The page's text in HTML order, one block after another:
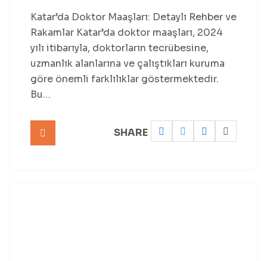
Katar’da Doktor Maaşları: Detaylı Rehber ve
Rakamlar Katar’da doktor maaşları, 2024
yılı itibarıyla, doktorların tecrübesine,
uzmanlık alanlarına ve çalıştıkları kuruma
göre önemli farklılıklar göstermektedir.
Bu…
SHARE